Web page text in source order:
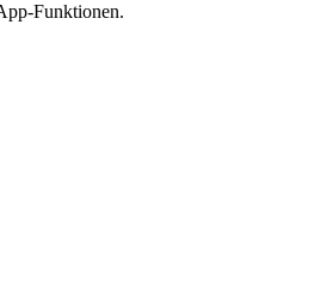
Funktionen.